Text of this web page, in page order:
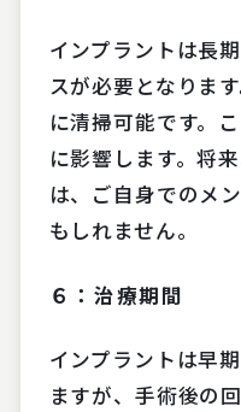
インプラントは長
スが必要となりま
に清掃可能です。
に影響します。将
は、ご自身でのメ
もしれません。
６：治療期間
インプラントは早
ますが、手術後の